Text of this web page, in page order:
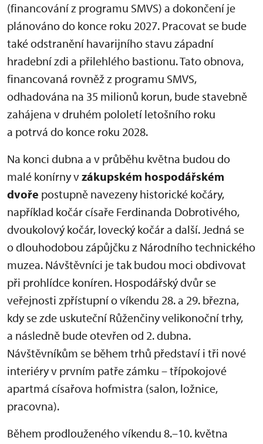
(financování z programu SMVS) a dokončení je
plánováno do konce roku 2027. Pracovat se bude
také odstranění havarijního stavu západní
hradební zdi a přilehlého bastionu. Tato obnova,
financovaná rovněž z programu SMVS,
odhadována na 35 milionů korun, bude stavebně
zahájena v druhém pololetí letošního roku
a potrvá do konce roku 2028.
Na konci dubna a v průběhu května budou do
malé konírny vzákupském hospodářském
dvoře postupně navezeny historické kočáry,
například kočár císaře Ferdinanda Dobrotivého,
dvoukolový kočár, lovecký kočár a další. Jedná se
o dlouhodobou zápůjčku z Národního technického
muzea. Návštěvníci je tak budou moci obdivovat
při prohlídce koníren. Hospodářský dvůr se
veřejnosti zpřístupní o víkendu 28. a 29. března,
kdy se zde uskuteční Růženčiny velikonoční trhy,
a následně bude otevřen od 2. dubna.
Návštěvníkům se během trhů představí i tři nové
interiéry v prvním patře zámku – třípokojové
apartmá císařova hofmistra (salon, ložnice,
pracovna).
Během prodlouženého víkendu 8.–10. května